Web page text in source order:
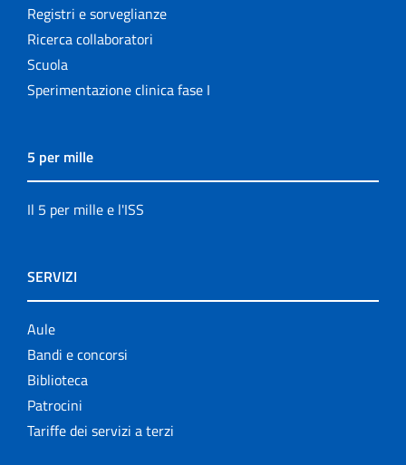
Registri e sorveglianze
Ricerca collaboratori
Scuola
Sperimentazione clinica fase I
5 per mille
Il 5 per mille e l'ISS
SERVIZI
Aule
Bandi e concorsi
Biblioteca
Patrocini
Tariffe dei servizi a terzi